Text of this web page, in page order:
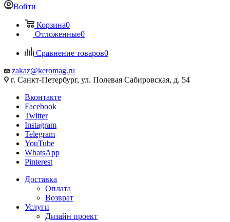
Войти
Корзина0
Отложенные0
Сравнение товаров0
zakaz@keromag.ru
г. Санкт-Петербург, ул. Полевая Сабировская, д. 54
Вконтакте
Facebook
Twitter
Instagram
Telegram
YouTube
WhatsApp
Pinterest
Доставка
Оплата
Возврат
Услуги
Дизайн проект